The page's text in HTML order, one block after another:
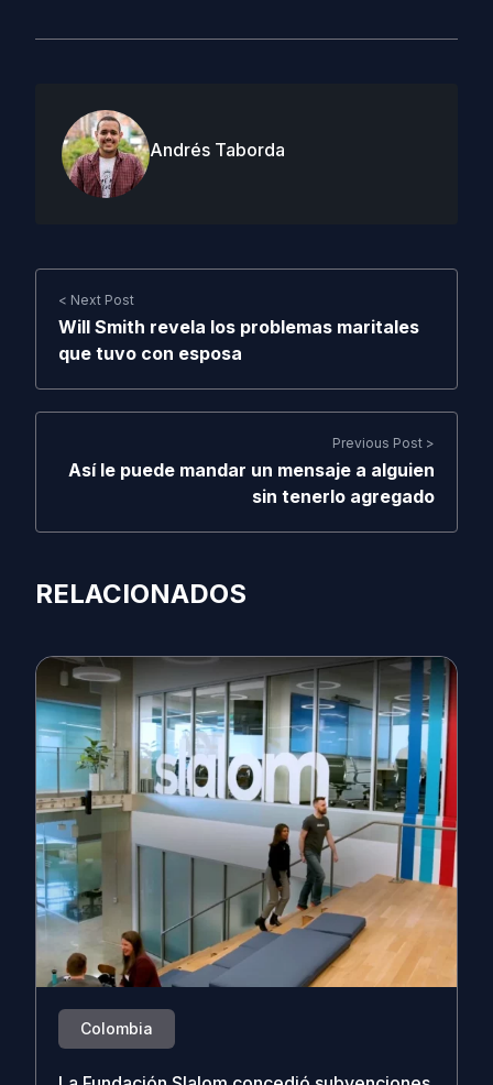
Andrés Taborda
< Next Post
Will Smith revela los problemas maritales
que tuvo con esposa
Previous Post >
Así le puede mandar un mensaje a alguien
sin tenerlo agregado
RELACIONADOS
Colombia